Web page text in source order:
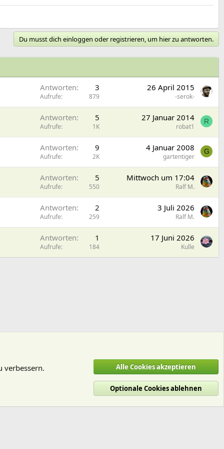
Du musst dich einloggen oder registrieren, um hier zu antworten.
Antworten 3
Aufrufe 879
26 April 2015
-serok-
Antworten 5
Aufrufe 1K
27 Januar 2014
robat1
R
Antworten 9
Aufrufe 2K
4 Januar 2008
gartentiger
G
Antworten 5
Aufrufe 550
Mittwoch um 17:04
Ralf M.
Antworten 2
Aufrufe 259
3 Juli 2026
Ralf M.
Antworten 1
Aufrufe 184
17 Juni 2026
Kulle
Datenschutz Hilfe und Impressum Start
R
verbessern. Alle Cookies akzeptieren
Optionale Cookies ablehnen